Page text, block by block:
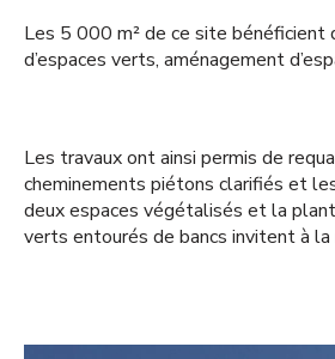
Les 5 000 m² de ce site bénéficient
d’espaces verts, aménagement
Les travaux ont ainsi permis de
cheminements piétons clarifiés et
deux espaces végétalisés et la
verts entourés de bancs invitent à la